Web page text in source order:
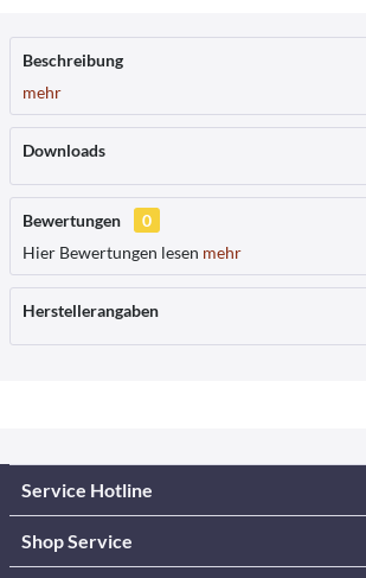
Beschreibung
mehr
Downloads
Bewertungen
0
Hier Bewertungen lesen mehr
Herstellerangaben
Service Hotline
Shop Service